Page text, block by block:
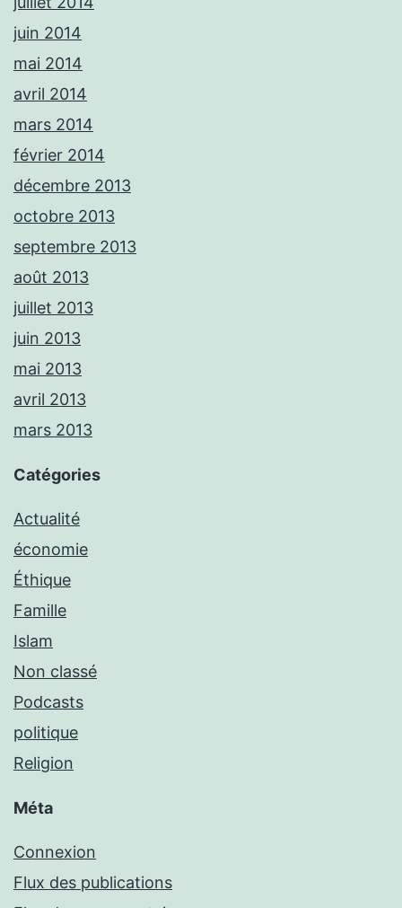
juin 2014
mai 2014
avril 2014
mars 2014
février 2014
décembre 2013
octobre 2013
septembre 2013
août 2013
juillet 2013
juin 2013
mai 2013
avril 2013
mars 2013
Catégories
Actualité
économie
Éthique
Famille
Islam
Non classé
Podcasts
politique
Religion
Méta
Connexion
Flux des publications